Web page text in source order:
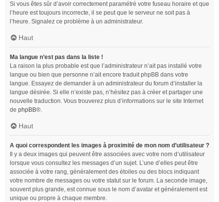
Si vous êtes sûr d’avoir correctement paramétré votre fuseau horaire et que
l’heure est toujours incorrecte, il se peut que le serveur ne soit pas à
l’heure. Signalez ce problème à un administrateur.
Haut
Ma langue n’est pas dans la liste !
La raison la plus probable est que l’administrateur n’ait pas installé votre
langue ou bien que personne n’ait encore traduit phpBB dans votre
langue. Essayez de demander à un administrateur du forum d’installer la
langue désirée. Si elle n’existe pas, n’hésitez pas à créer et partager une
nouvelle traduction. Vous trouverez plus d’informations sur le site Internet
de phpBB®.
Haut
A quoi correspondent les images à proximité de mon nom d’utilisateur ?
Il y a deux images qui peuvent être associées avec votre nom d’utilisateur
lorsque vous consultez les messages d’un sujet. L’une d’elles peut être
associée à votre rang, généralement des étoiles ou des blocs indiquant
votre nombre de messages ou votre statut sur le forum. La seconde image,
souvent plus grande, est connue sous le nom d’avatar et généralement est
unique ou propre à chaque membre.